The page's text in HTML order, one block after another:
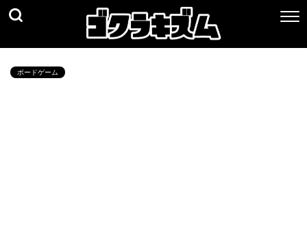
ボードゲーム